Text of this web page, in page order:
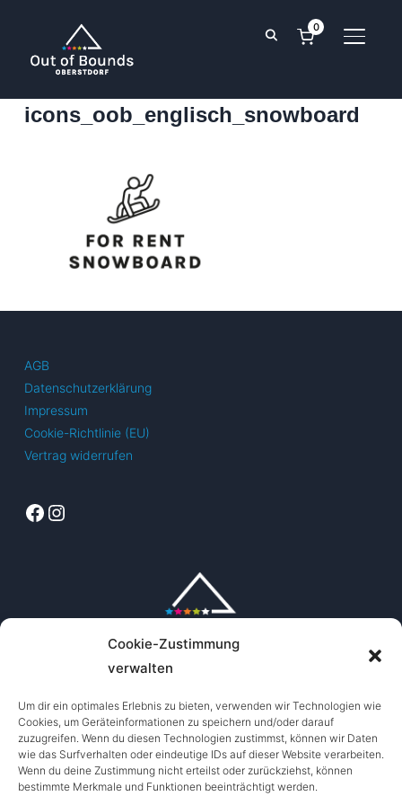
Cookie-Zustimmung
verwalten
Um dir ein optimales Erlebnis zu bieten, verwenden wir Technologien wie
Cookies, um Geräteinformationen zu speichern und/oder darauf
zuzugreifen. Wenn du diesen Technologien zustimmst, können wir Daten
wie das Surfverhalten oder eindeutige IDs auf dieser Website verarbeiten.
Wenn du deine Zustimmung nicht erteilst oder zurückziehst, können
bestimmte Merkmale und Funktionen beeinträchtigt werden.
0
icons_oob_englisch_snowboard
AGB
Datenschutzerklärung
Impressum
Cookie-Richtlinie (EU)
Vertrag widerrufen
Facebook
Instagram